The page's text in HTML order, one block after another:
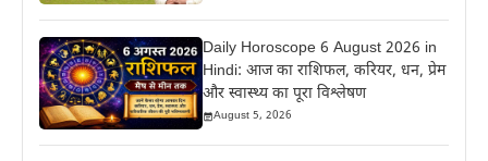
Daily Horoscope 6 August 2026 in
Hindi: आज का राशिफल, करियर, धन, प्रेम
और स्वास्थ्य का पूरा विश्लेषण
August 5, 2026